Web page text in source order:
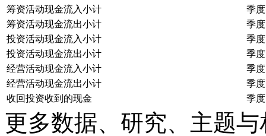
筹资活动现金流入小计
季度
筹资活动现金流出小计
季度
投资活动现金流入小计
季度
投资活动现金流出小计
季度
经营活动现金流入小计
季度
经营活动现金流出小计
季度
收回投资收到的现金
季度
更多数据、研究、主题